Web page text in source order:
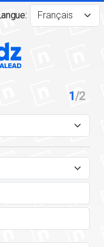
1/2